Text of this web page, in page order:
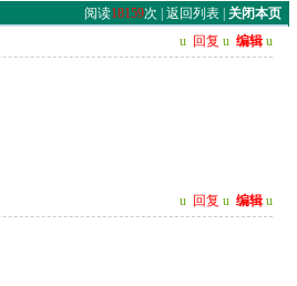
阅读18159次 | 返回列表| 关闭本页
u 回复 u 编辑 u
u 回复 u 编辑 u